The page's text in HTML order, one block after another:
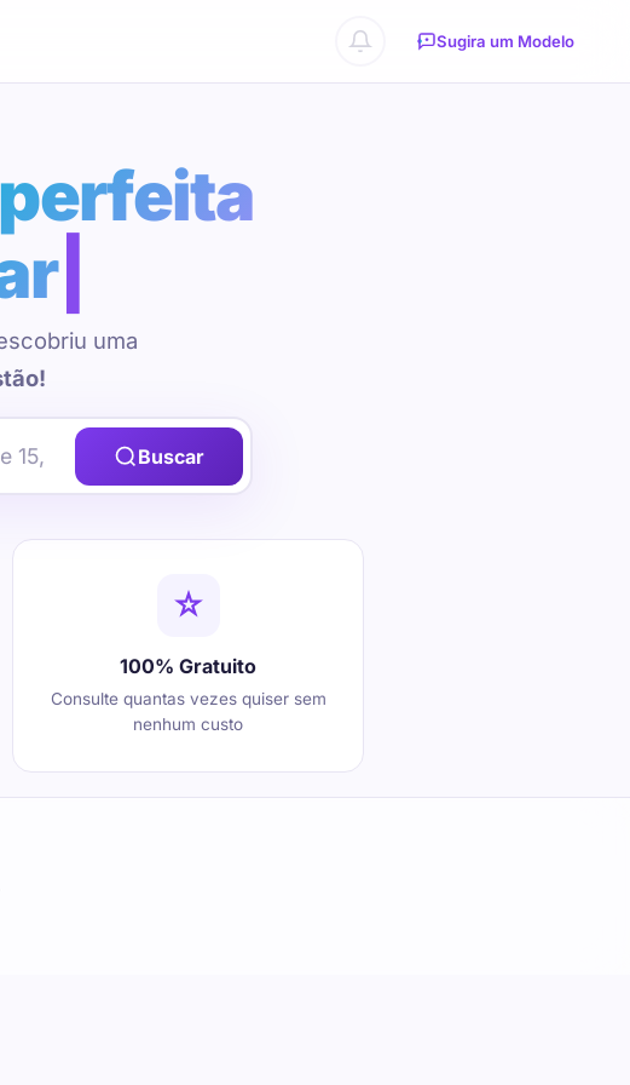
Sugira um Modelo
uma
Buscar
100% Gratuito
Consulte quantas vezes quiser sem
nenhum custo